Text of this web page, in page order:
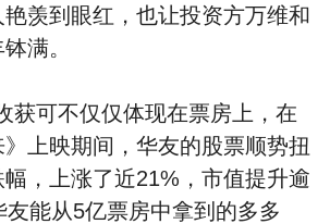
羡到眼红，也让投资方万维和
满。
可不仅仅体现在票房上，在
》上映期间，华友的股票顺势扭
，上涨了近21%，市值提升逾
友能从5亿票房中拿到的多多